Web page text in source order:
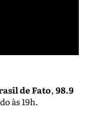
de Fato, 98.9
às 19h.